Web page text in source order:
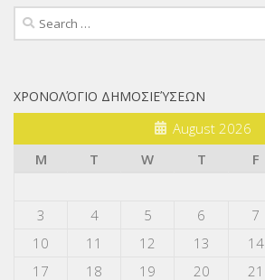
Search
for:
ΧΡΟΝΟΛΌΓΙΟ ΔΗΜΟΣΙΕΎΣΕΩΝ
August 2026
M
T W T F
3
4 5 6 7
10
11 12 13 14
17
18 19 20 21